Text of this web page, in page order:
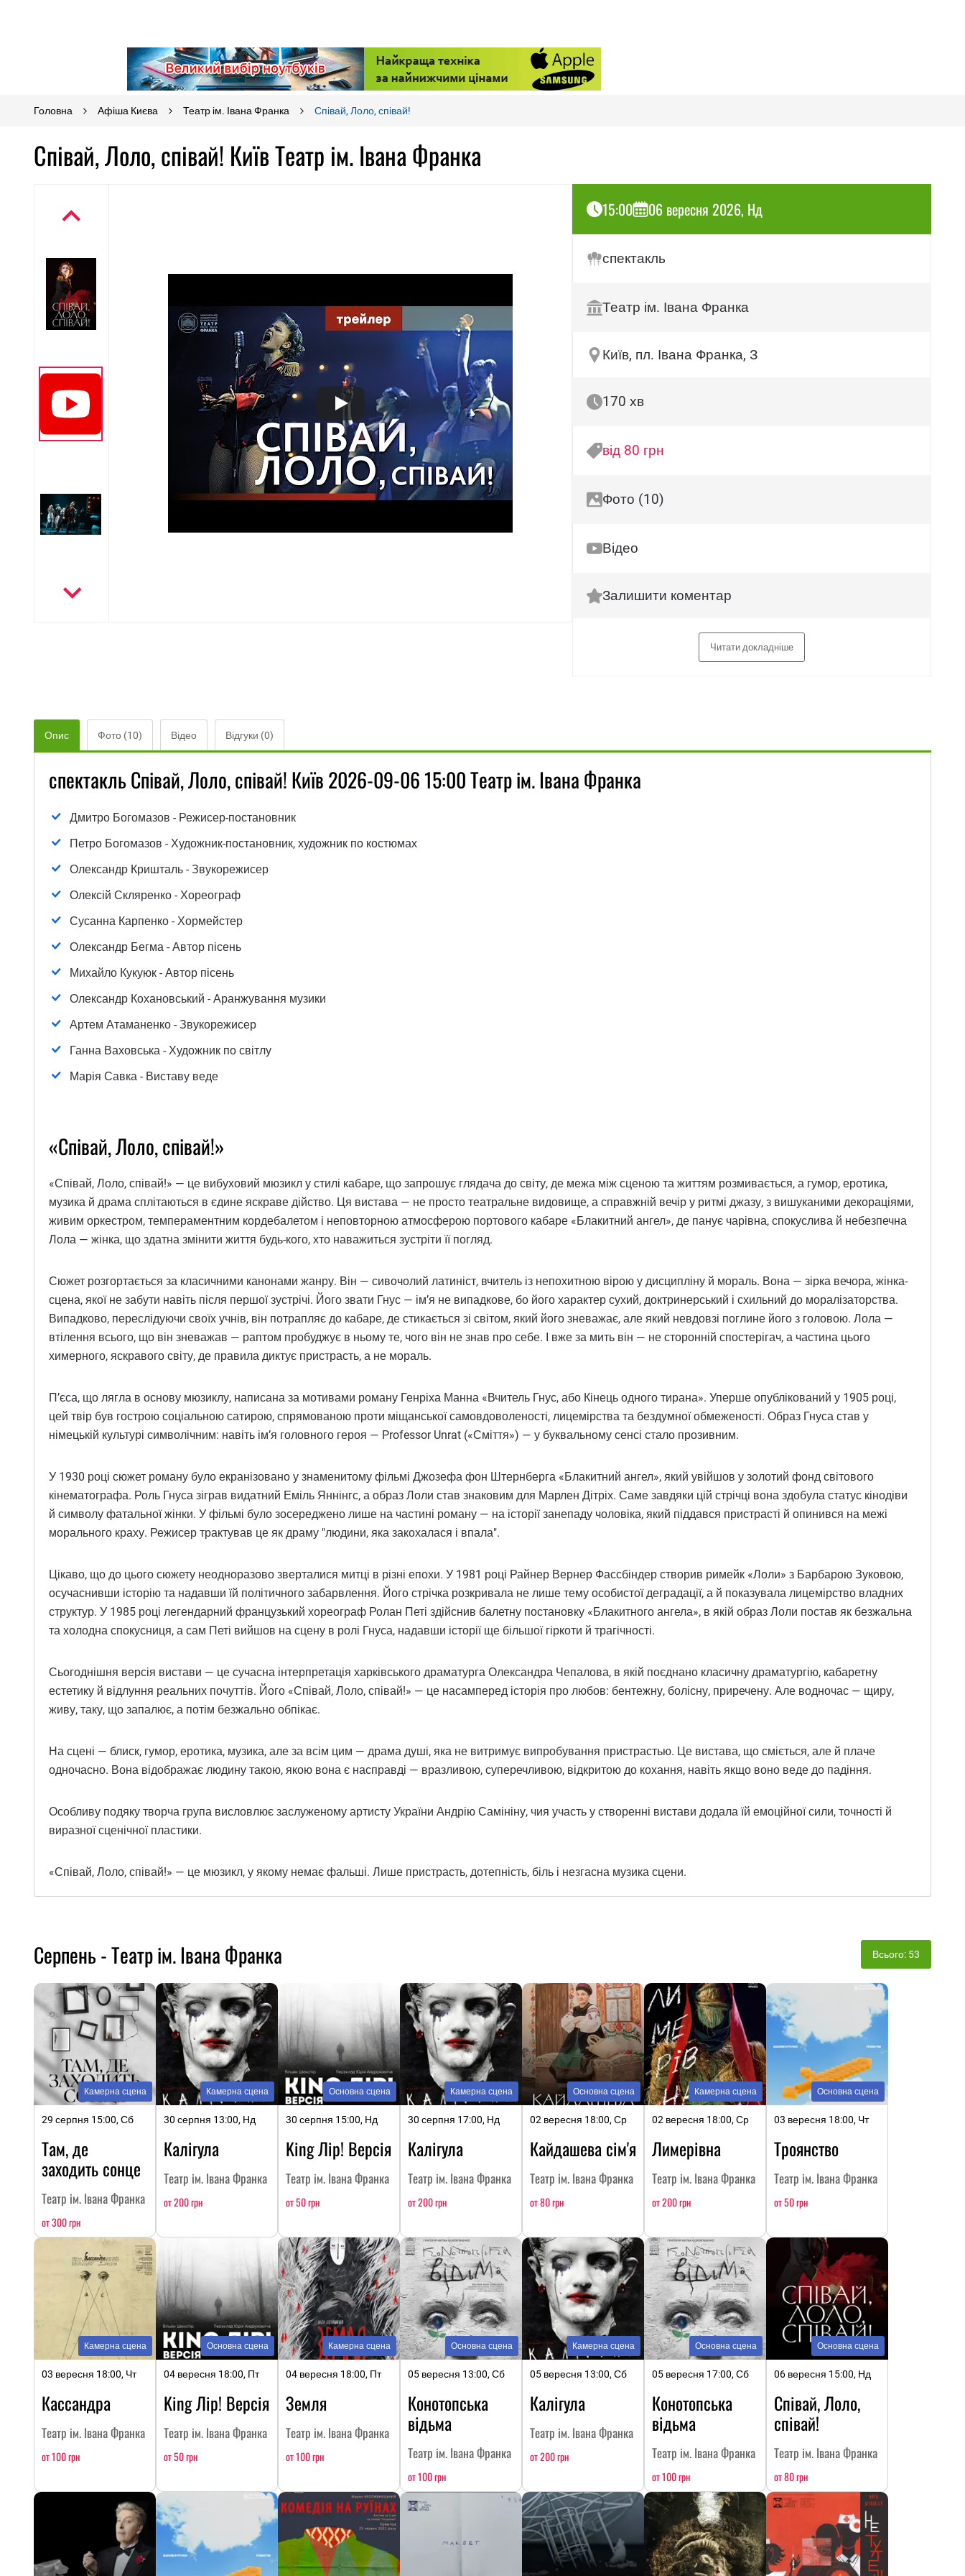
Головна Афіша Києва Театр ім. Івана Франка Співай, Лоло, співай!
Співай, Лоло, співай! Київ Театр ім. Івана Франка
15:00 06 вересня 2026, Нд
спектакль
Театр ім. Івана Франка
Київ, пл. Івана Франка, З
170 хв
від 80 грн
Фото (10)
Відео
Залишити коментар
Читати докладніше
Опис Фото (10) Відео Відгуки (0)
спектакль Співай, Лоло, співай! Київ 2026-09-06 15:00 Театр ім. Івана Франка
Дмитро Богомазов - Режисер-постановник
Петро Богомазов - Художник-постановник, художник по костюмах
Олександр Кришталь - Звукорежисер
Олексій Скляренко - Хореограф
Сусанна Карпенко - Хормейстер
Олександр Бегма - Автор пісень
Михайло Кукуюк - Автор пісень
Олександр Кохановський - Аранжування музики
Артем Атаманенко - Звукорежисер
Ганна Ваховська - Художник по світлу
Марія Савка - Виставу веде
«Співай, Лоло, співай!»
«Співай, Лоло, співай!» — це вибуховий мюзикл у стилі кабаре, що запрошує глядача до світу, де межа між сценою та життям розмивається, а гумор, еротика,
музика й драма сплітаються в єдине яскраве дійство. Ця вистава — не просто театральне видовище, а справжній вечір у ритмі джазу, з вишуканими декораціями,
живим оркестром, темпераментним кордебалетом і неповторною атмосферою портового кабаре «Блакитний ангел», де панує чарівна, спокуслива й небезпечна
Лола — жінка, що здатна змінити життя будь-кого, хто наважиться зустріти її погляд.
Сюжет розгортається за класичними канонами жанру. Він — сивочолий латиніст, вчитель із непохитною вірою у дисципліну й мораль. Вона — зірка вечора, жінка-
сцена, якої не забути навіть після першої зустрічі. Його звати Гнус — ім’я не випадкове, бо його характер сухий, доктринерський і схильний до моралізаторства.
Випадково, переслідуючи своїх учнів, він потрапляє до кабаре, де стикається зі світом, який його зневажає, але який невдовзі поглине його з головою. Лола —
втілення всього, що він зневажав — раптом пробуджує в ньому те, чого він не знав про себе. І вже за мить він — не сторонній спостерігач, а частина цього
химерного, яскравого світу, де правила диктує пристрасть, а не мораль.
П’єса, що лягла в основу мюзиклу, написана за мотивами роману Генріха Манна «Вчитель Гнус, або Кінець одного тирана». Уперше опублікований у 1905 році,
цей твір був гострою соціальною сатирою, спрямованою проти міщанської самовдоволеності, лицемірства та бездумної обмеженості. Образ Гнуса став у
німецькій культурі символічним: навіть ім’я головного героя — Professor Unrat («Сміття») — у буквальному сенсі стало прозивним.
У 1930 році сюжет роману було екранізовано у знаменитому фільмі Джозефа фон Штернберга «Блакитний ангел», який увійшов у золотий фонд світового
кінематографа. Роль Гнуса зіграв видатний Еміль Яннінгс, а образ Лоли став знаковим для Марлен Дітріх. Саме завдяки цій стрічці вона здобула статус кінодіви
й символу фатальної жінки. У фільмі було зосереджено лише на частині роману — на історії занепаду чоловіка, який піддався пристрасті й опинився на межі
морального краху. Режисер трактував це як драму "людини, яка закохалася і впала".
Цікаво, що до цього сюжету неодноразово зверталися митці в різні епохи. У 1981 році Райнер Вернер Фассбіндер створив римейк «Лоли» з Барбарою Зуковою,
осучаснивши історію та надавши їй політичного забарвлення. Його стрічка розкривала не лише тему особистої деградації, а й показувала лицемірство владних
структур. У 1985 році легендарний французький хореограф Ролан Петі здійснив балетну постановку «Блакитного ангела», в якій образ Лоли постав як безжальна
та холодна спокусниця, а сам Петі вийшов на сцену в ролі Гнуса, надавши історії ще більшої гіркоти й трагічності.
Сьогоднішня версія вистави — це сучасна інтерпретація харківського драматурга Олександра Чепалова, в якій поєднано класичну драматургію, кабаретну
естетику й відлуння реальних почуттів. Його «Співай, Лоло, співай!» — це насамперед історія про любов: бентежну, болісну, приречену. Але водночас — щиру,
живу, таку, що запалює, а потім безжально обпікає.
На сцені — блиск, гумор, еротика, музика, але за всім цим — драма душі, яка не витримує випробування пристрастью. Це вистава, що сміється, але й плаче
одночасно. Вона відображає людину такою, якою вона є насправді — вразливою, суперечливою, відкритою до кохання, навіть якщо воно веде до падіння.
Особливу подяку творча група висловлює заслуженому артисту України Андрію Самініну, чия участь у створенні вистави додала їй емоційної сили, точності й
виразної сценічної пластики.
«Співай, Лоло, співай!» — це мюзикл, у якому немає фальші. Лише пристрасть, дотепність, біль і незгасна музика сцени.
Серпень - Театр ім. Івана Франка Всього: 53
Камерна сцена
29 серпня 15:00, Сб
Там, де
заходить сонце
Театр ім. Івана Франка
от 300 грн
Камерна сцена
30 серпня 13:00, Нд
Калігула
Театр ім. Івана Франка
от 200 грн
Основна сцена
30 серпня 15:00, Нд
King Лір! Версія
Театр ім. Івана Франка
от 50 грн
Камерна сцена
30 серпня 17:00, Нд
Калігула
Театр ім. Івана Франка
от 200 грн
Основна сцена
02 вересня 18:00, Ср
Кайдашева сім'я
Театр ім. Івана Франка
от 80 грн
Камерна сцена
02 вересня 18:00, Ср
Лимерівна
Театр ім. Івана Франка
от 200 грн
Основна сцена
03 вересня 18:00, Чт
Троянство
Театр ім. Івана Франка
от 50 грн
Камерна сцена
03 вересня 18:00, Чт
Кассандра
Театр ім. Івана Франка
от 100 грн
Основна сцена
04 вересня 18:00, Пт
King Лір! Версія
Театр ім. Івана Франка
от 50 грн
Камерна сцена
04 вересня 18:00, Пт
Земля
Театр ім. Івана Франка
от 100 грн
Основна сцена
05 вересня 13:00, Сб
Конотопська
відьма
Театр ім. Івана Франка
от 100 грн
Камерна сцена
05 вересня 13:00, Сб
Калігула
Театр ім. Івана Франка
от 200 грн
Основна сцена
05 вересня 17:00, Сб
Конотопська
відьма
Театр ім. Івана Франка
от 100 грн
Основна сцена
06 вересня 15:00, Нд
Співай, Лоло,
співай!
Театр ім. Івана Франка
от 80 грн